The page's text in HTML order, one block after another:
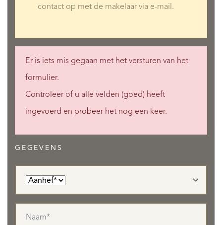
contact op met de makelaar via e-mail.
Er is iets mis gegaan met het versturen van het
formulier.
Controleer of u alle velden (goed) heeft
ingevoerd en probeer het nog een keer.
GEGEVENS